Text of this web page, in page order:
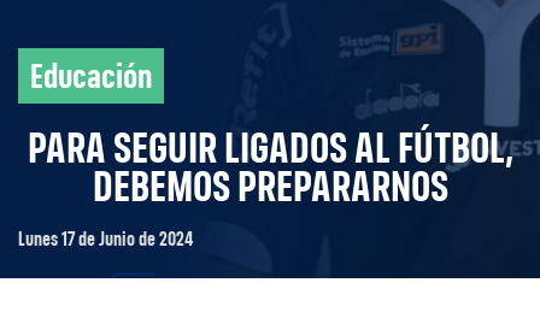
Educación
PARA SEGUIR LIGADOS AL FÚTBOL,
DEBEMOS PREPARARNOS
Lunes 17 de Junio de 2024